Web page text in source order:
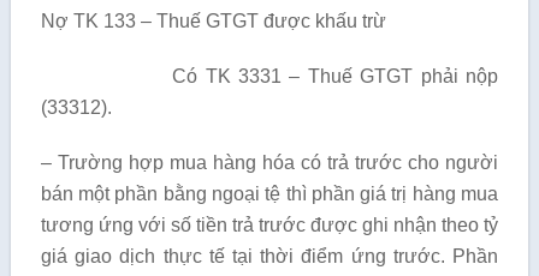
Nợ TK 133 – Thuế GTGT được khấu trừ
Có TK 3331 – Thuế GTGT phải nộp
(33312).
– Trường hợp mua hàng hóa có trả trước cho người
bán một phần bằng ngoại tệ thì phần giá trị hàng mua
tương ứng với số tiền trả trước được ghi nhận theo tỷ
giá giao dịch thực tế tại thời điểm ứng trước. Phần